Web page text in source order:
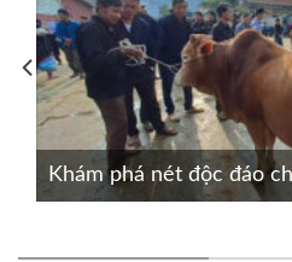
Khám phá nét độc đáo